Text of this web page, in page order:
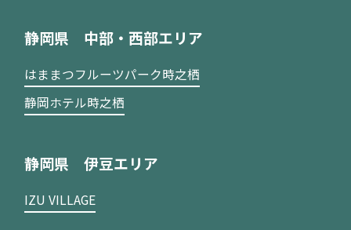
静岡県 中部・西部エリア
はままつフルーツパーク時之栖
静岡ホテル時之栖
静岡県 伊豆エリア
IZU VILLAGE